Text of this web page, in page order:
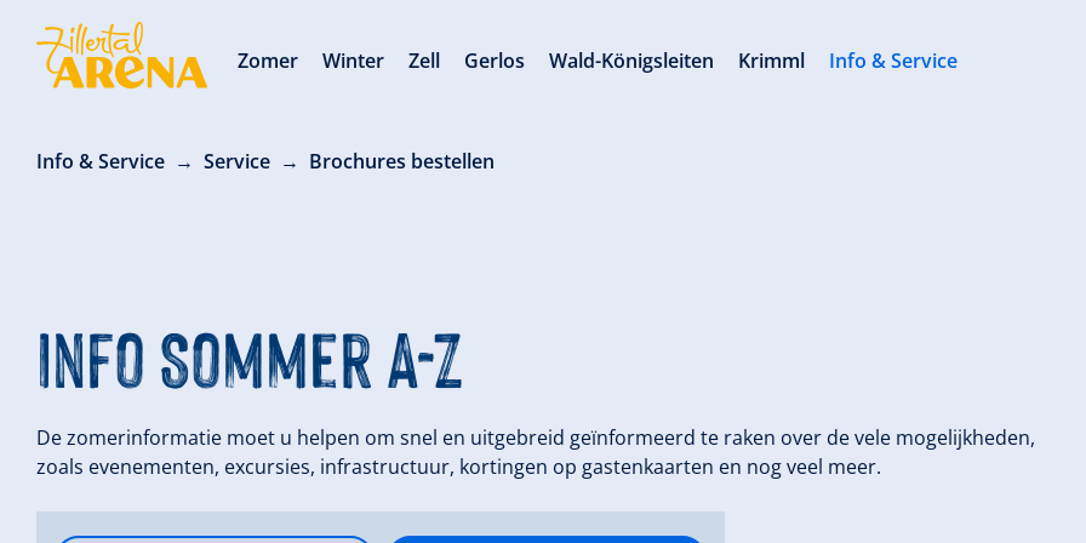
Info & Service Service Brochures bestellen
Info Sommer A-Z
De zomerinformatie moet u helpen om snel en uitgebreid geïnformeerd te raken over de vele mogelijkheden,
zoals evenementen, excursies, infrastructuur, kortingen op gastenkaarten en nog veel meer.
Zomer Winter Zell Gerlos Wald-Königsleiten Krimml Info & Service